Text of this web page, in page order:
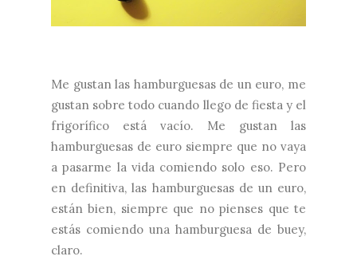
Me gustan las hamburguesas de un euro, me
gustan sobre todo cuando llego de fiesta y el
frigorífico está vacío. Me gustan las
hamburguesas de euro siempre que no vaya
a pasarme la vida comiendo solo eso. Pero
en definitiva, las hamburguesas de un euro,
están bien, siempre que no pienses que te
estás comiendo una hamburguesa de buey,
claro.